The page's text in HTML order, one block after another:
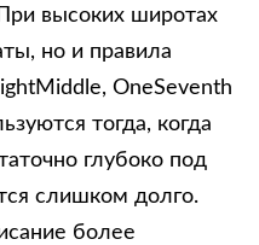
высоких широтах
но и правила
OneSeventh
тогда, когда
глубоко под
слишком долго.
более